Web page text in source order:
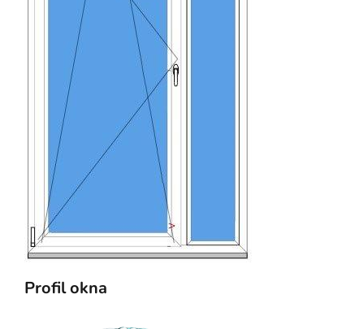
Profil okna